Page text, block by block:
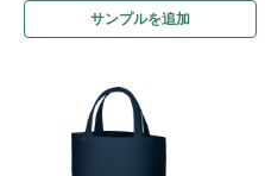
サンプルを追加